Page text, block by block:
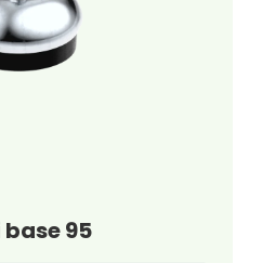
base 95